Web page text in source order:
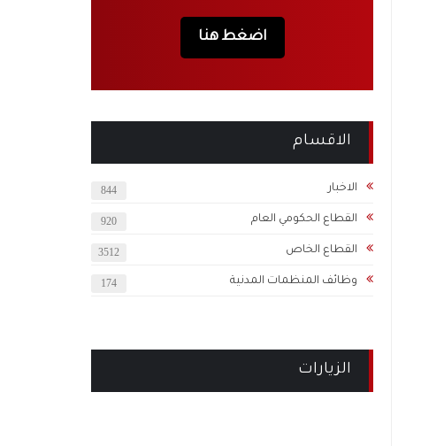
اضغط هنا
الاقسام
الاخبار 844
القطاع الحكومي العام 920
القطاع الخاص 3512
وظائف المنظمات المدنية 174
الزيارات